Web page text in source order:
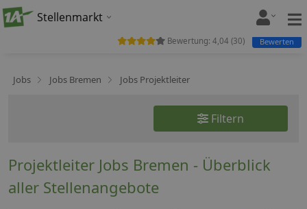
Stellenmarkt
Jobs Jobs Bremen Jobs Projektleiter
Filtern
Projektleiter Jobs Bremen - Überblick
aller Stellenangebote
Bewertung: 4,04 (30) Bewerten